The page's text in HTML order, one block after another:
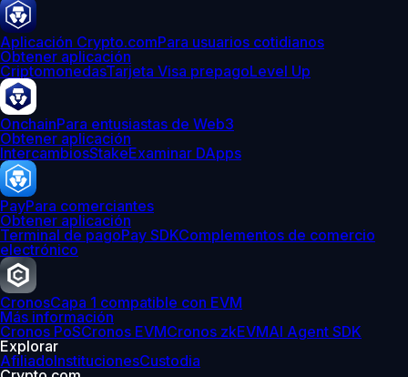
Aplicación Crypto.comPara usuarios cotidianos
Obtener aplicación
CriptomonedasTarjeta Visa prepagoLevel Up
OnchainPara entusiastas de Web3
Obtener aplicación
IntercambiosStakeExaminar DApps
PayPara comerciantes
Obtener aplicación
Terminal de pagoPay SDKComplementos de comercio
electrónico
CronosCapa 1 compatible con EVM
Más información
Cronos PoSCronos EVMCronos zkEVMAI Agent SDK
Explorar
AfiliadoInstitucionesCustodia